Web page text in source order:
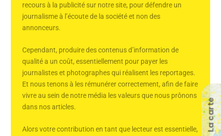
La carte
recours à la publicité sur notre site, pour défendre un
journalisme à l’écoute de la société et non des
annonceurs.
Cependant, produire des contenus d’information de
qualité a un coût, essentiellement pour payer les
journalistes et photographes qui réalisent les reportages.
Et nous tenons à les rémunérer correctement, afin de faire
vivre au sein de notre média les valeurs que nous prônons
dans nos articles.
Alors votre contribution en tant que lecteur est essentielle,